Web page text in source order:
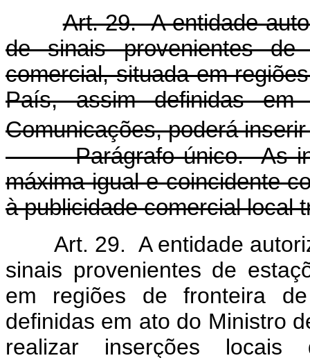
Art. 29. A entidade
de sinais provenientes de
comercial, situada em
País, assim definidas
Comunicações, poderá
Parágrafo único. As
máxima igual e coincidente
à publicidade comercial local
Art. 29. A entidade
sinais provenientes de
em regiões de fronteira
definidas em ato do Ministro
realizar inserções locais